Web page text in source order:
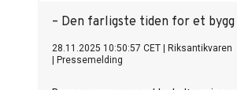
– Den farligste tiden for et bygg
28.11.2025 10:50:57 CET
Riksantikvaren
Pressemelding